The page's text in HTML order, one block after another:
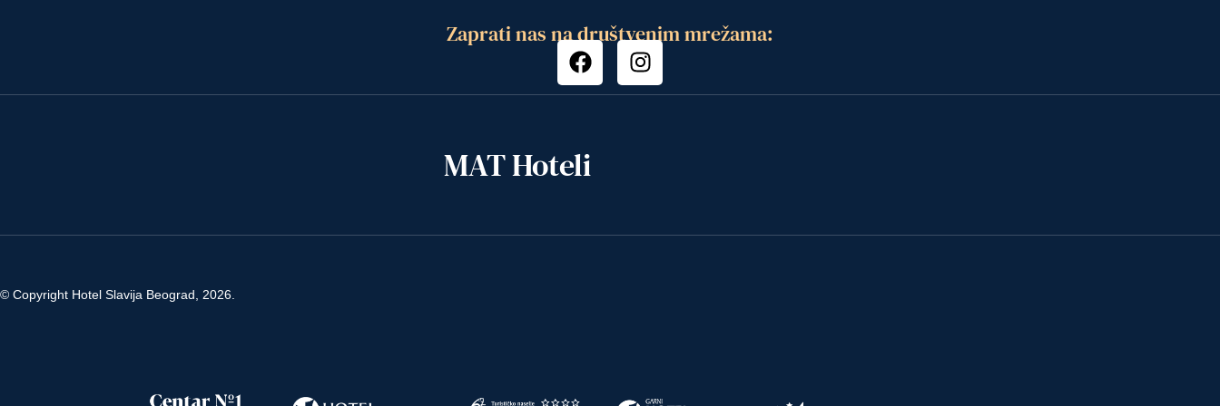
Zaprati nas na društvenim mrežama:
MAT Hoteli
© Copyright Hotel Slavija Beograd, 2026.